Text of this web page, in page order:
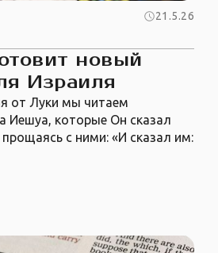
21.5.26
новый
Израиля
от Луки мы читаем
Иешуа, которые Он сказал
с ними: «И сказал им: